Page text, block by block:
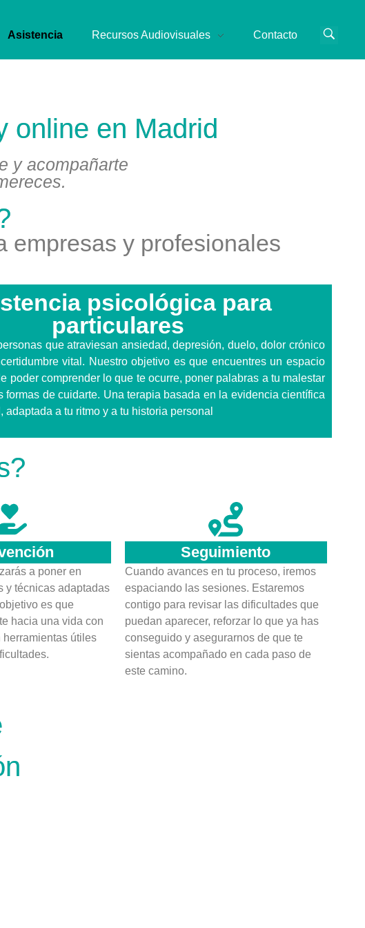
Asistencia Recursos Audiovisuales Contacto
online en Madrid
y acompañarte
empresas y profesionales
psicológica para
particulares
que atraviesan ansiedad, depresión, duelo, dolor crónico
vital. Nuestro objetivo es que encuentres un espacio
poder comprender lo que te ocurre, poner palabras a tu malestar
formas de cuidarte. Una terapia basada en la evidencia científica
adaptada a tu ritmo y a tu historia personal
a poner en
y técnicas adaptadas
es que
hacia una vida con
herramientas útiles
Seguimiento
Cuando avances en tu proceso, iremos
espaciando las sesiones. Estaremos
contigo para revisar las dificultades que
puedan aparecer, reforzar lo que ya has
conseguido y asegurarnos de que te
sientas acompañado en cada paso de
este camino.